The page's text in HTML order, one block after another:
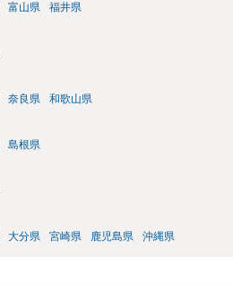
富山県 福井県
奈良県 和歌山県
島根県
大分県 宮崎県 鹿児島県 沖縄県